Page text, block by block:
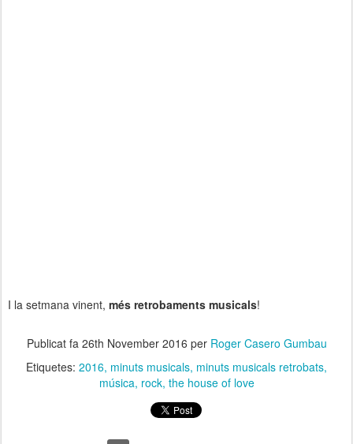
I la setmana vinent, més retrobaments musicals!
Publicat fa 26th November 2016 per Roger Casero Gumbau
Etiquetes: 2016 minuts musicals minuts musicals retrobats
música rock the house of love